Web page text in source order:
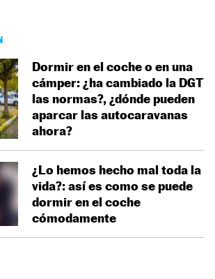
Dormir en el coche o en una
cámper: ¿ha cambiado la DGT
las normas?, ¿dónde pueden
aparcar las autocaravanas
ahora?
¿Lo hemos hecho mal toda la
vida?: así es como se puede
dormir en el coche
cómodamente